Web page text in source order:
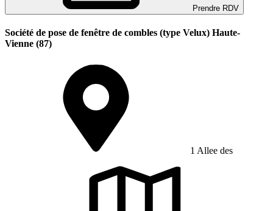
Prendre RDV
Société de pose de fenêtre de combles (type Velux) Haute-
Vienne (87)
1 Allee des